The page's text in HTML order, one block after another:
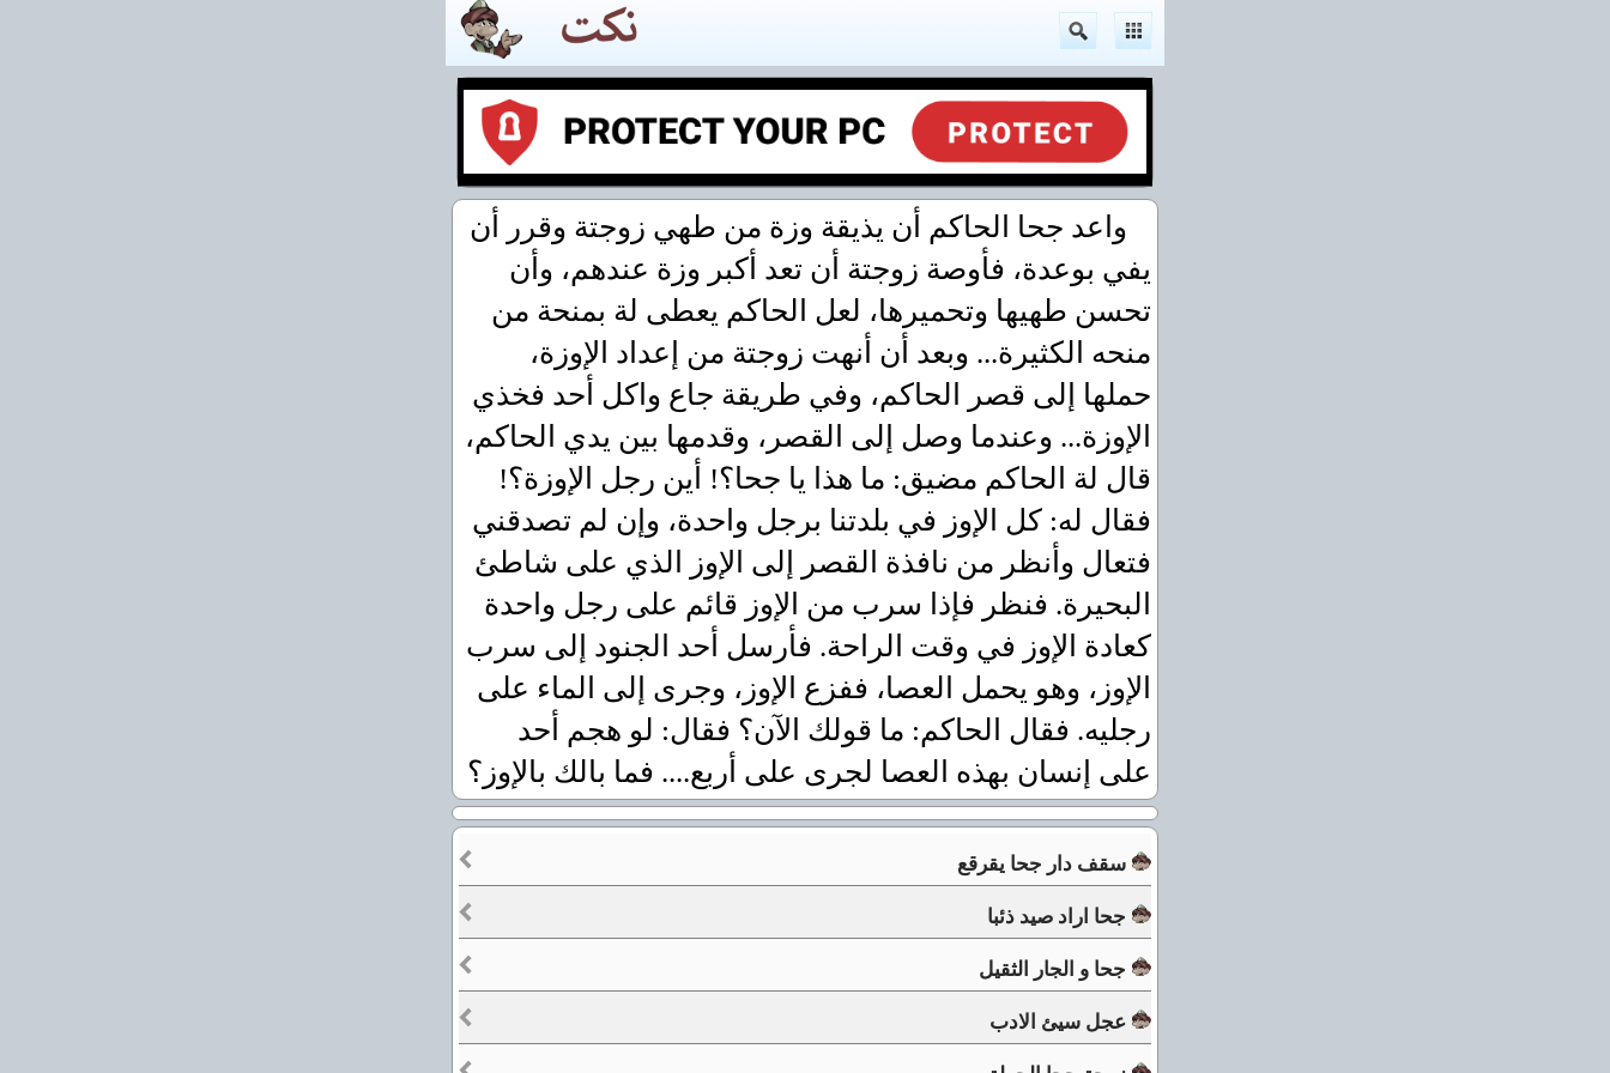
واعد جحا الحاكم أن يذيقة وزة من طهي زوجتة وقرر أن
يفي بوعدة، فأوصة زوجتة أن تعد أكبر وزة عندهم، وأن
تحسن طهيها وتحميرها، لعل الحاكم يعطى لة بمنحة من
منحه الكثيرة... وبعد أن أنهت زوجتة من إعداد الإوزة،
حملها إلى قصر الحاكم، وفي طريقة جاع واكل أحد فخذي
الإوزة... وعندما وصل إلى القصر، وقدمها بين يدي الحاكم،
قال لة الحاكم مضيق: ما هذا يا جحا؟! أين رجل الإوزة؟!
فقال له: كل الإوز في بلدتنا برجل واحدة، وإن لم تصدقني
فتعال وأنظر من نافذة القصر إلى الإوز الذي على شاطئ
البحيرة. فنظر فإذا سرب من الإوز قائم على رجل واحدة
كعادة الإوز في وقت الراحة. فأرسل أحد الجنود إلى سرب
الإوز، وهو يحمل العصا، ففزع الإوز، وجرى إلى الماء على
رجليه. فقال الحاكم: ما قولك الآن؟ فقال: لو هجم أحد
على إنسان بهذه العصا لجرى على أربع.... فما بالك بالإوز؟
سقف دار جحا يقرقع
جحا اراد صيد ذئبا
جحا و الجار الثقيل
عجل سيئ الادب